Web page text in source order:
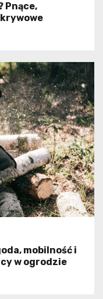
Pnące,
mobilność i
w ogrodzie